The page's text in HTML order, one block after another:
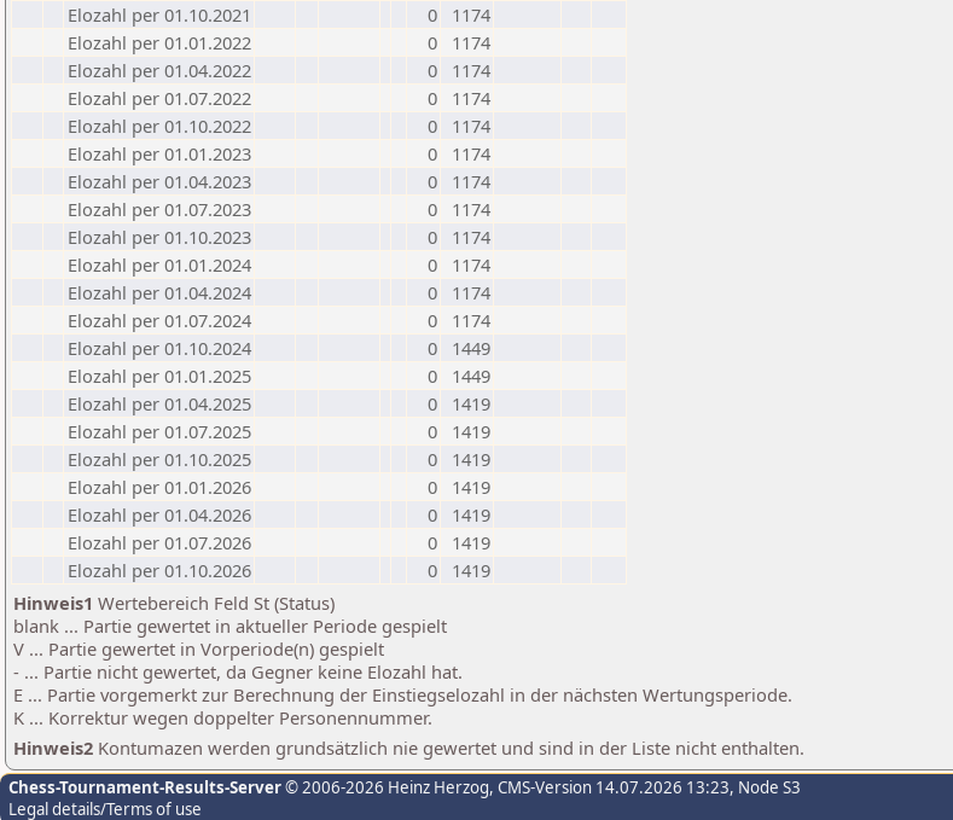
Elozahl per 01.10.2021
0
1174
Elozahl per 01.01.2022
0
1174
Elozahl per 01.04.2022
0
1174
Elozahl per 01.07.2022
0
1174
Elozahl per 01.10.2022
0
1174
Elozahl per 01.01.2023
0
1174
Elozahl per 01.04.2023
0
1174
Elozahl per 01.07.2023
0
1174
Elozahl per 01.10.2023
0
1174
Elozahl per 01.01.2024
0
1174
Elozahl per 01.04.2024
0
1174
Elozahl per 01.07.2024
0
1174
Elozahl per 01.10.2024
0
1449
Elozahl per 01.01.2025
0
1449
Elozahl per 01.04.2025
0
1419
Elozahl per 01.07.2025
0
1419
Elozahl per 01.10.2025
0
1419
Elozahl per 01.01.2026
0
1419
Elozahl per 01.04.2026
0
1419
Elozahl per 01.07.2026
0
1419
Elozahl per 01.10.2026
0
1419
Hinweis1 Wertebereich Feld St (Status)
blank ... Partie gewertet in aktueller Periode gespielt
V ... Partie gewertet in Vorperiode(n) gespielt
- ... Partie nicht gewertet, da Gegner keine Elozahl hat.
E ... Partie vorgemerkt zur Berechnung der Einstiegselozahl in der nächsten Wertungsperiode.
K ... Korrektur wegen doppelter Personennummer.
Hinweis2 Kontumazen werden grundsätzlich nie gewertet und sind in der Liste nicht enthalten.
Chess-Tournament-Results-Server© 2006-2026 Heinz Herzog, CMS-Version 14.07.2026 13:23, Node S3
Legal details/Terms of use